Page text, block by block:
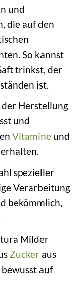
und
die auf den
So kannst
trinkst, der
ist.
der Herstellung
und
Vitamineund
spezieller
Verarbeitung
bekömmlich,
Milder
Zucker aus
auf